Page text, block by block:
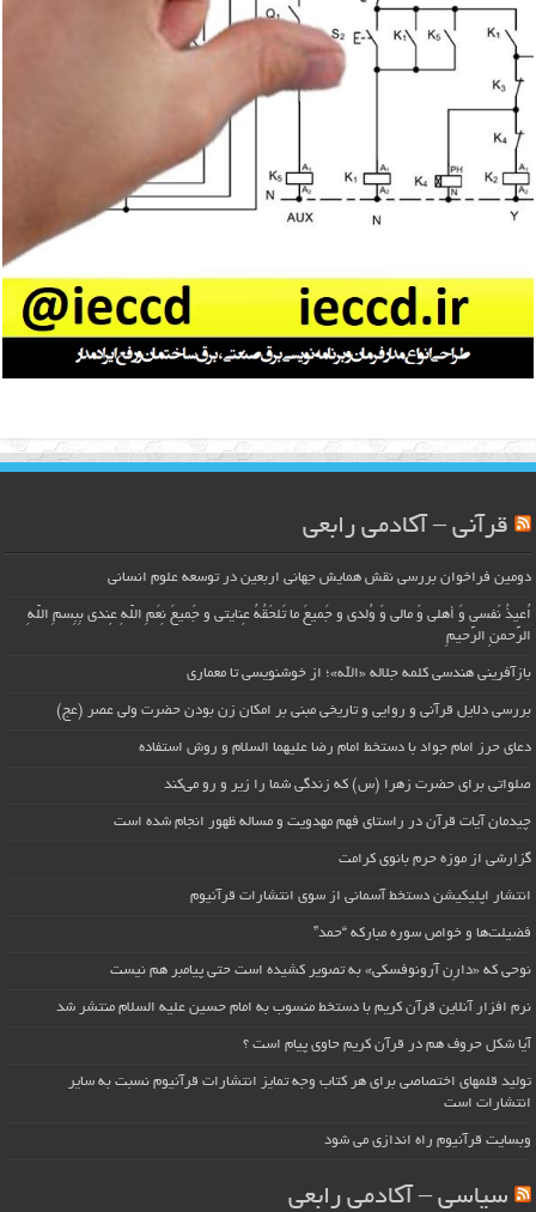
قرآنی – آکادمی رابعی
دومین فراخوان بررسی نقش همایش جهانی اربعین در توسعه علوم انسانی
اُعیذُ نَفسی وَ أهلی وَ مالی وَ وُلدی و جَمیعَ ما تَلحَقُهُ عِنایتی و جَمیعَ نِعَمِ اللّهِ عِندی بِبِسمِ اللّهِ
الرَّحمنِ الرَّحیمِ
بازآفرینی هندسی کلمه جلاله «الله»؛ از خوشنویسی تا معماری
بررسی دلایل قرآنی و روایی و تاریخی مبنی بر امکان زن بودن حضرت ولی عصر (عج)
دعای حرز امام جواد با دستخط امام رضا علیهما السلام و روش استفاده
صلواتی برای حضرت زهرا (س) که زندگی شما را زیر و رو می‌کند
چیدمان آیات قرآن در راستای فهم مهدویت و مساله ظهور انجام شده است
گزارشی از موزه حرم بانوی کرامت
انتشار اپلیکیشن دستخط آسمانی از سوی انتشارات قرآنیوم
فضیلت‌ها و خواص سوره مبارکه “حمد”
نوحی که «دارِن آرونوفسکی» به تصویر کشیده است حتی پیامبر هم نیست
نرم افزار آنلاین قرآن کریم با دستخط منسوب به امام حسین علیه السلام منتشر شد
آیا شکل حروف هم در قرآن کریم حاوی پیام است ؟
تولید قلمهای اختصاصی برای هر کتاب وجه تمایز انتشارات قرآنیوم نسبت به سایر
انتشارات است
وبسایت قرآنیوم راه اندازی می شود
سیاسی – آکادمی رابعی